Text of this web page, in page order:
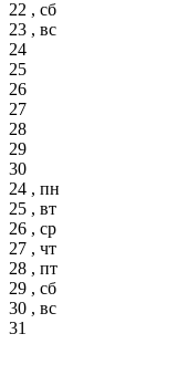
22 , сб
23 , вс
24
25
26
27
28
29
30
24 , пн
25 , вт
26 , ср
27 , чт
28 , пт
29 , сб
30 , вс
31